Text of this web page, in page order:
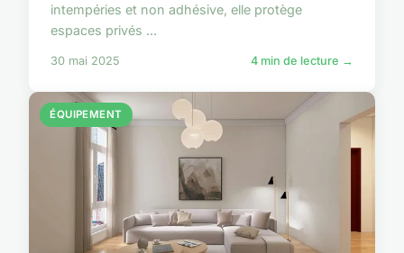
intempéries et non adhésive, elle protège
espaces privés ...
30 mai 2025 4 min de lecture →
ÉQUIPEMENT